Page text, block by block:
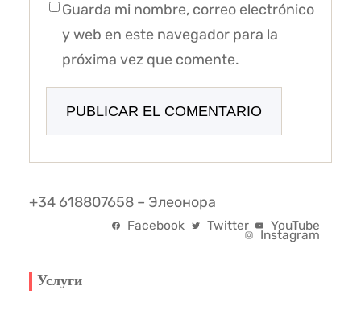
Guarda mi nombre, correo electrónico
y web en este navegador para la
próxima vez que comente.
+34 618807658 – Элеонора
Facebook Twitter YouTube
Instagram
Услуги